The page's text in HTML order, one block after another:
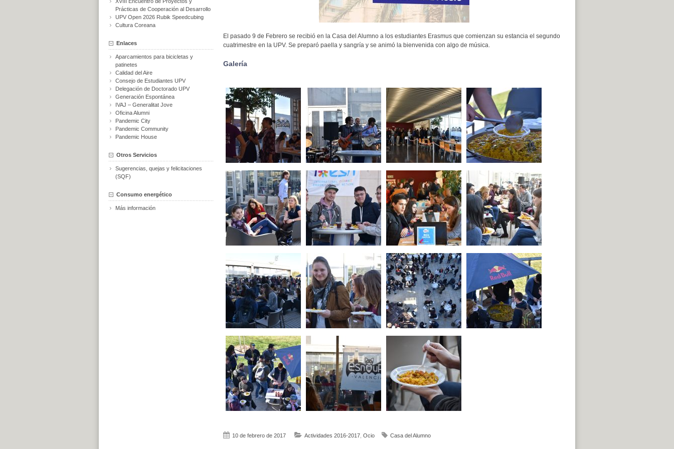
El pasado 9 de Febrero se recibió en la Casa del Alumno a los estudiantes Erasmus que comienzan su estancia el segundo
cuatrimestre en la UPV. Se preparó paella y sangría y se animó la bienvenida con algo de música.
Galería
10 de febrero de 2017 Actividades 2016-2017, Ocio Casa del Alumno
Prácticas de Cooperación al Desarrollo
UPV Open 2026 Rubik Speedcubing
Cultura Coreana
Enlaces
Aparcamientos para bicicletas y
patinetes
Calidad del Aire
Consejo de Estudiantes UPV
Delegación de Doctorado UPV
Generación Espontánea
IVAJ – Generalitat Jove
Oficina Alumni
Pandemic City
Pandemic Community
Pandemic House
Otros Servicios
Sugerencias, quejas y felicitaciones
(SQF)
Consumo energético
Más información